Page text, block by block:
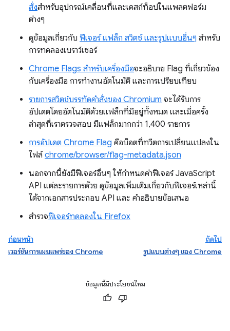
สั่งสำหรับอุปกรณ์เคลื่อนที่และเดสก์ท็อปในแพลตฟอร์ม
ต่างๆ
ดูข้อมูลเกี่ยวกับ ฟีเจอร์ แฟล็ก สวิตช์ และรูปแบบอื่นๆ สำหรับ
การทดลองเบราว์เซอร์
Chrome Flags สำหรับเครื่องมือจะอธิบาย Flag ที่เกี่ยวข้อง
กับเครื่องมือ การทำงานอัตโนมัติ และการเปรียบเทียบ
รายการสวิตช์บรรทัดคำสั่งของ Chromium จะได้รับการ
อัปเดตโดยอัตโนมัติด้วยแฟล็กที่มีอยู่ทั้งหมด และเมื่อครั้ง
ล่าสุดที่เราตรวจสอบ มีแฟล็กมากกว่า 1,400 รายการ
การอัปเดต Chrome Flag คือบ็อตที่ทวีตการเปลี่ยนแปลงใน
ไฟล์chrome/browser/flag-metadata.json
นอกจากนี้ยังมีฟีเจอร์อื่นๆ ให้กำหนดค่าฟีเจอร์ JavaScript
API แต่ละรายการด้วย ดูข้อมูลเพิ่มเติมเกี่ยวกับฟีเจอร์เหล่านี้
ได้จากเอกสารประกอบ API และ คำอธิบายข้อเสนอ
สำรวจฟีเจอร์ทดลองใน Firefox
ก่อนหน้า
เวอร์ชันการเผยแพร่ของ Chrome
ถัดไป
รูปแบบต่างๆ ของ Chrome
ข้อมูลนี้มีประโยชน์ไหม